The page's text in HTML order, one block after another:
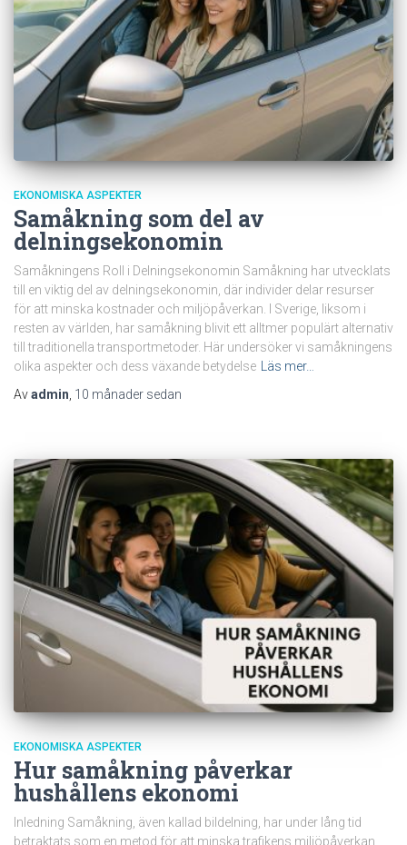
EKONOMISKA ASPEKTER
Samåkning som del av
delningsekonomin
Samåkningens Roll i Delningsekonomin Samåkning har utvecklats
till en viktig del av delningsekonomin, där individer delar resurser
för att minska kostnader och miljöpåverkan. I Sverige, liksom i
resten av världen, har samåkning blivit ett alltmer populärt alternativ
till traditionella transportmetoder. Här undersöker vi samåkningens
olika aspekter och dess växande betydelse
Läs mer…
Avadmin 10 månader sedan
EKONOMISKA ASPEKTER
Hur samåkning påverkar
hushållens ekonomi
Inledning Samåkning, även kallad bildelning, har under lång tid
betraktats som en metod för att minska trafikens miljöpåverkan